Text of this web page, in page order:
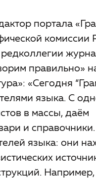
портала
комиссии
редколлегии
правильно»
«Сегодня
языка. С
в массы, даём
и
языка: они
Например,